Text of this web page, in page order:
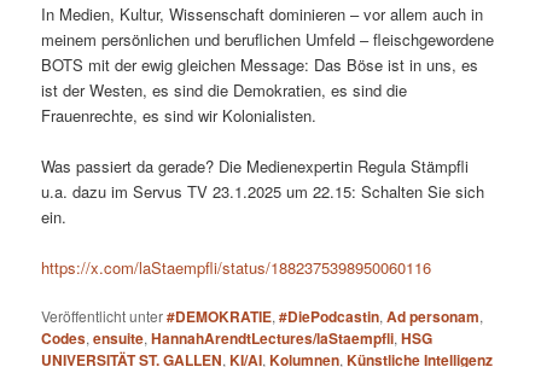
In Medien, Kultur, Wissenschaft dominieren – vor allem auch in
meinem persönlichen und beruflichen Umfeld – fleischgewordene
BOTS mit der ewig gleichen Message: Das Böse ist in uns, es
ist der Westen, es sind die Demokratien, es sind die
Frauenrechte, es sind wir Kolonialisten.
Was passiert da gerade? Die Medienexpertin Regula Stämpfli
u.a. dazu im Servus TV 23.1.2025 um 22.15: Schalten Sie sich
ein.
https://x.com/laStaempfli/status/1882375398950060116
Veröffentlicht unter#DEMOKRATIE,#DiePodcastin,Ad personam,
Codes,ensuite,HannahArendtLectures/laStaempfli,HSG
UNIVERSITÄT ST. GALLEN,KI/AI,Kolumnen,Künstliche Intelligenz